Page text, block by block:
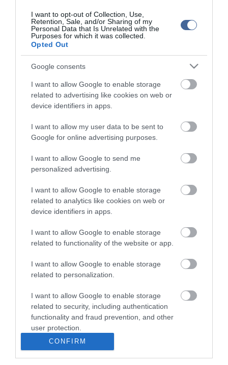
I want to opt-out of Collection, Use,
Retention, Sale, and/or Sharing of my
Personal Data that Is Unrelated with the
Purposes for which it was collected.
Opted Out
Google consents
I want to allow Google to enable storage
related to advertising like cookies on web or
device identifiers in apps.
I want to allow my user data to be sent to
Google for online advertising purposes.
I want to allow Google to send me
personalized advertising.
I want to allow Google to enable storage
related to analytics like cookies on web or
device identifiers in apps.
I want to allow Google to enable storage
related to functionality of the website or app.
I want to allow Google to enable storage
related to personalization.
I want to allow Google to enable storage
related to security, including authentication
functionality and fraud prevention, and other
user protection.
CONFIRM
top cikkek:
Nem is olyan egészséges a népszerű banán?
top fórum témák:
2022.05.10 21:11
AZ IGAZSÁG SOHA NEM KÉSŐ
2022.05.10 20:31
Porvihar
Mit szólsz? Ide minden baromságot...
2022.03.29 16:06
Portál szoftver és szerkesztőségi CMS, DMS rendszer:© PortalWare, 2017
Magnum IT Kft.
•Médiaajánlat és hirdetési akciók•Impresszum•Adatvédelmi